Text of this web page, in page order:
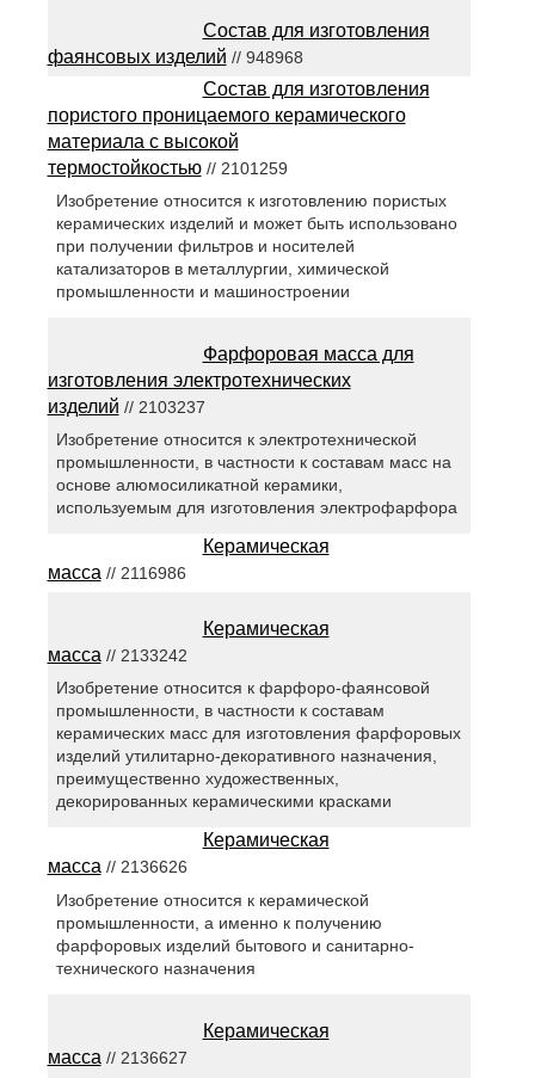
Состав для изготовления
фаянсовых изделий // 948968
Состав для изготовления
пористого проницаемого керамического
материала с высокой
термостойкостью// 2101259
Изобретение относится к изготовлению пористых
керамических изделий и может быть использовано
при получении фильтров и носителей
катализаторов в металлургии, химической
промышленности и машиностроении
Фарфоровая масса для
изготовления электротехнических
изделий // 2103237
Изобретение относится к электротехнической
промышленности, в частности к составам масс на
основе алюмосиликатной керамики,
используемым для изготовления электрофарфора
Керамическая
масса// 2116986
Керамическая
масса// 2133242
Изобретение относится к фарфоро-фаянсовой
промышленности, в частности к составам
керамических масс для изготовления фарфоровых
изделий утилитарно-декоративного назначения,
преимущественно художественных,
декорированных керамическими красками
Керамическая
масса// 2136626
Изобретение относится к керамической
промышленности, а именно к получению
фарфоровых изделий бытового и санитарно-
технического назначения
Керамическая
масса // 2136627